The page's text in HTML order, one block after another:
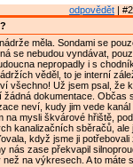
odpovědět |
měla. Sondami se
se nebudou vyndávat,
nepropadly i s
věděl, to je interní
všechno! Už jsem psal, že
žádná dokumentace. Občas
neví, kudy jim vede kanál
na mysli škvárové hřiště,
kanalizačních sběračů, ale
když jsme ji potřebovali
nás zase překvapil
než na výkresech. A to máte